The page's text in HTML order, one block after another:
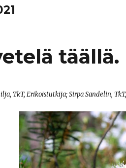
täällä.
TkT, Erikoistutkija; Sirpa Sandelin,